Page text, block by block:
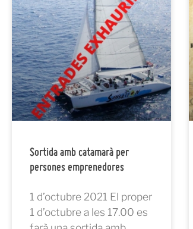
Sortida amb catamarà per
persones emprenedores
1 d’octubre 2021 El proper
1 d’octubre a les 17.00 es